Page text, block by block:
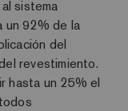
sistema
un 92% de la
del
revestimiento.
hasta un 25% el